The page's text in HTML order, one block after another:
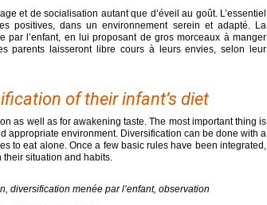
et de socialisation autant que d’éveil au goût. L’essentiel
positives, dans un environnement serein et adapté. La
l’enfant, en lui proposant de gros morceaux à manger
parents laisseront libre cours à leurs envies, selon leur
of their infant’s diet
as well as for awakening taste. The most important thing is
appropriate environment. Diversification can be done with a
to eat alone. Once a few basic rules have been integrated,
situation and habits.
diversification menée par l’enfant, observation